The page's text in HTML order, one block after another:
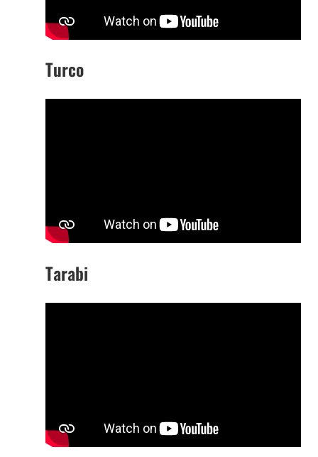
Turco
Tarabi